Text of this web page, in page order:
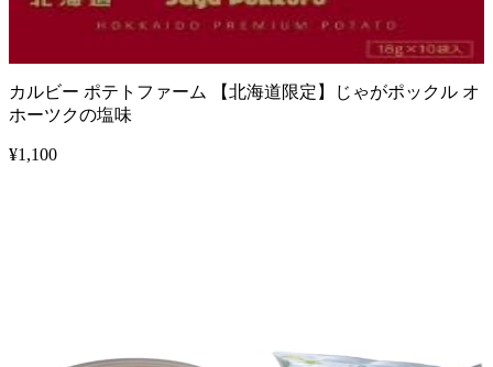
カルビー ポテトファーム 【北海道限定】じゃがポックル オ
ホーツクの塩味
¥1,100